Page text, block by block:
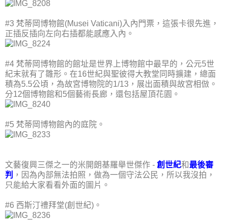
#3 梵蒂岡博物館(Musei Vaticani)入內門票，這張卡很先進，
正插反插向左向右插都能感應入內。
#4 梵蒂岡博物館的館址是世界上博物館中最早的，公元5世
紀末就有了雛形。在16世紀與聖彼得大教堂同時擴建，總面
積為5.5公頃，為故宮博物院的1/13，展出面積與故宮相倣。
分12個博物館和5個藝術長廊，還包括屋頂花園。
#5 梵蒂岡博物館內的庭院。
文藝復興三傑之一的米開朗基羅舉世傑作 - 創世紀和最後審
判 ，因為內部無法拍照，做為一個守法公民，所以我沒拍，
只能給大家看看外面的圖片。
#6 西斯汀禮拜堂(創世紀)。